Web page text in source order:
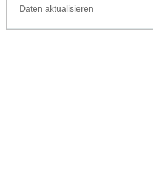
Daten aktualisieren